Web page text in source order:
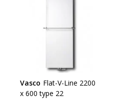
Vasco Flat-V-Line 2200
x 600 type 22